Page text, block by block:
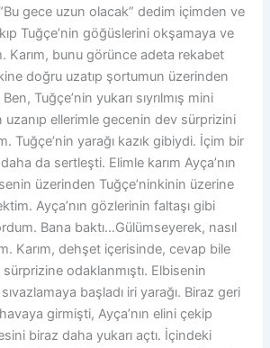
gece uzun olacak” dedim içimden ve
Tuğçe’nin göğüslerini okşamaya ve
Karım, bunu görünce adeta rekabet
doğru uzatıp şortumun üzerinden
Tuğçe’nin yukarı sıyrılmış mini
uzanıp ellerimle gecenin dev sürprizini
Tuğçe’nin yarağı kazık gibiydi. İçim bir
da sertleşti. Elimle karım Ayça’nın
üzerinden Tuğçe’ninkinin üzerine
Ayça’nın gözlerinin faltaşı gibi
Bana baktı…Gülümseyerek, nasıl
Karım, dehşet içerisinde, cevap bile
odaklanmıştı. Elbisenin
başladı iri yarağı. Biraz geri
girmişti, Ayça’nın elini çekip
biraz daha yukarı açtı. İçindeki